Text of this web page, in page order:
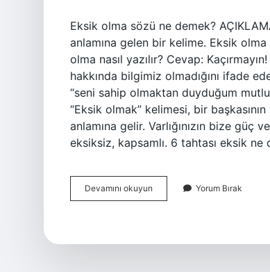
Eksik olma sözü ne demek?
anlamına gelen bir kelime. Eksik olma
olma nasıl yazılır? Cevap:
hakkında bilgimiz olmadığını ifade
“seni sahip olmaktan duyduğum
“Eksik olmak” kelimesi, bir
anlamına gelir. Varlığınızın bize
eksiksiz, kapsamlı. 6 tahtası eksik ne
Devamını okuyun
Olma
Yorum Bırak